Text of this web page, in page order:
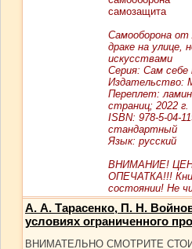
самозащита
Самооборона
драке на улице,
искусствами
Серия: Сам себе
Издательство:
Переплет:
страниц; 2022 г.
ISBN: 978-5-04-
стандартный
Язык: русский
ВНИМАНИЕ!
ОПЕЧАТКА!!!
состоянии! Не
А. А. Тарасенко, П. Н.
условиях ограниченного
ВНИМАТЕЛЬНО СМОТРИТЕ